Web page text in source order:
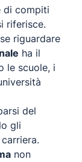
di compiti
riferisce.
riguardare
ha il
le scuole, i
del
gli
non